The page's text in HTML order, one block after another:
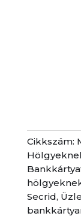
Cikkszám:
Secrid,